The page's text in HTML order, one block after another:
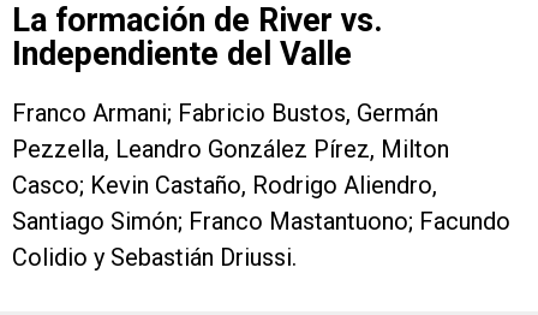
La formación de River vs.
Independiente del Valle
Franco Armani; Fabricio Bustos, Germán
Pezzella, Leandro González Pírez, Milton
Casco; Kevin Castaño, Rodrigo Aliendro,
Santiago Simón; Franco Mastantuono; Facundo
Colidio y Sebastián Driussi.